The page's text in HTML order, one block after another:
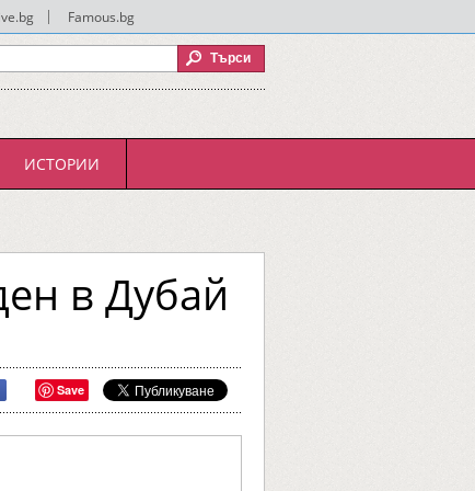
Famous.bg
ИСТОРИИ
в Дубай
Save